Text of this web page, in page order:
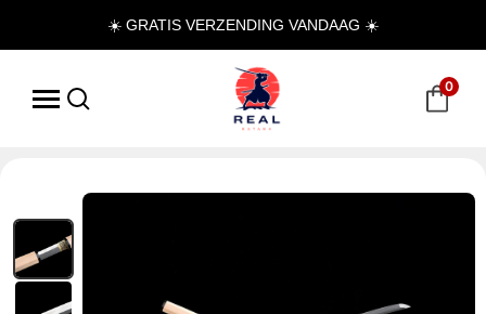
☀️ GRATIS VERZENDING VANDAAG ☀️
0